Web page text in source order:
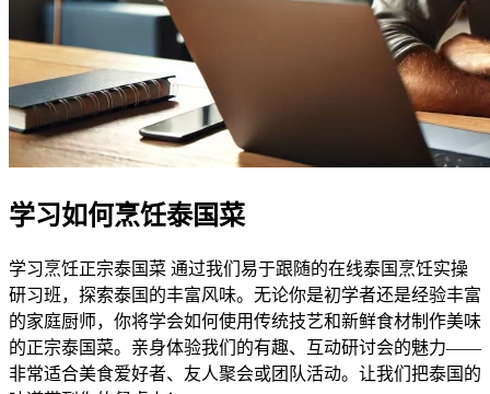
学习如何烹饪泰国菜
学习烹饪正宗泰国菜 通过我们易于跟随的在线泰国烹饪实操
研习班，探索泰国的丰富风味。无论你是初学者还是经验丰富
的家庭厨师，你将学会如何使用传统技艺和新鲜食材制作美味
的正宗泰国菜。亲身体验我们的有趣、互动研讨会的魅力——
非常适合美食爱好者、友人聚会或团队活动。让我们把泰国的